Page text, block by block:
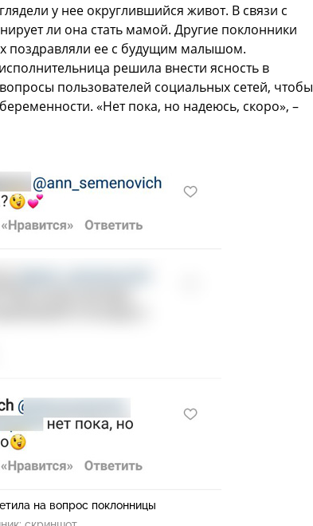
у нее округлившийся живот. В связи с
ли она стать мамой. Другие поклонники
поздравляли ее с будущим малышом.
решила внести ясность в
пользователей социальных сетей, чтобы
«Нет пока, но надеюсь, скоро», –
на вопрос поклонницы